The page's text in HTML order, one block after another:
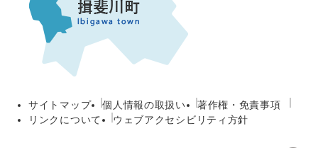
サイトマップ 個人情報の取扱い
著作権・免責事項
リンクについて
ウェブアクセシビリティ方針